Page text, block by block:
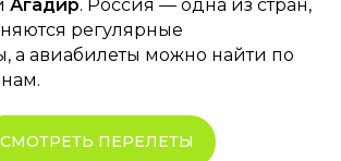
Агадир. Россия — одна из стран,
регулярные
а авиабилеты можно найти по
СМОТРЕТЬ ПЕРЕЛЕТЫ